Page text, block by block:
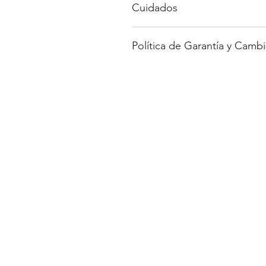
Cuidados
Evita el agua en el anillo de
Política de Garantía y